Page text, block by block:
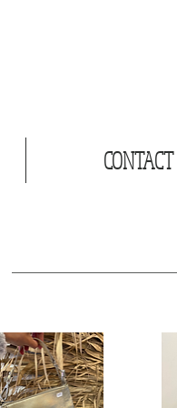
CONTACT